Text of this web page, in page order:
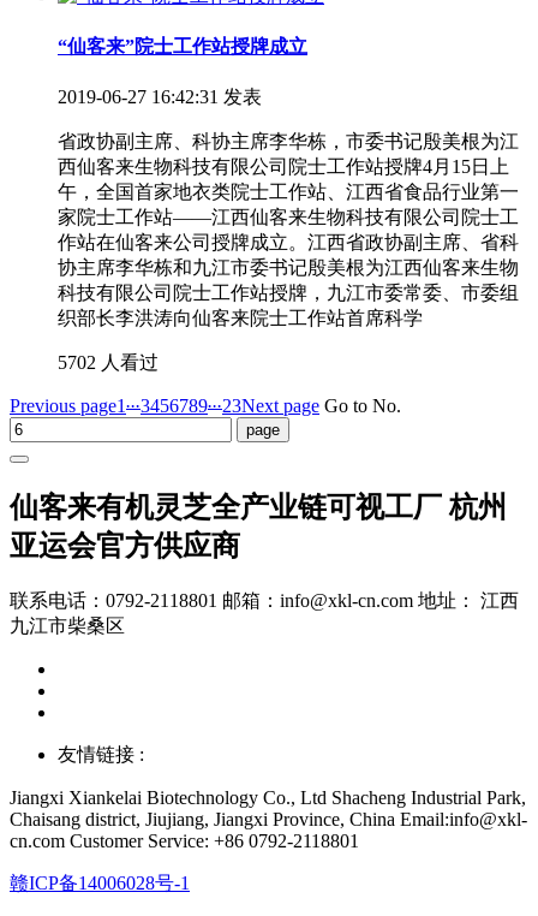
“仙客来”院士工作站授牌成立
2019-06-27 16:42:31 发表
省政协副主席、科协主席李华栋，市委书记殷美根为江
西仙客来生物科技有限公司院士工作站授牌4月15日上
午，全国首家地衣类院士工作站、江西省食品行业第一
家院士工作站——江西仙客来生物科技有限公司院士工
作站在仙客来公司授牌成立。江西省政协副主席、省科
协主席李华栋和九江市委书记殷美根为江西仙客来生物
科技有限公司院士工作站授牌，九江市委常委、市委组
织部长李洪涛向仙客来院士工作站首席科学
5702 人看过
Previous page1...3456789...23Next page Go to No.
仙客来有机灵芝全产业链可视工厂 杭州
亚运会官方供应商
联系电话：0792-2118801 邮箱：info@xkl-cn.com 地址： 江西
九江市柴桑区
友情链接 :
Jiangxi Xiankelai Biotechnology Co., Ltd Shacheng Industrial Park,
Chaisang district, Jiujiang, Jiangxi Province, China Email:info@xkl-
cn.com Customer Service: +86 0792-2118801
赣ICP备14006028号-1